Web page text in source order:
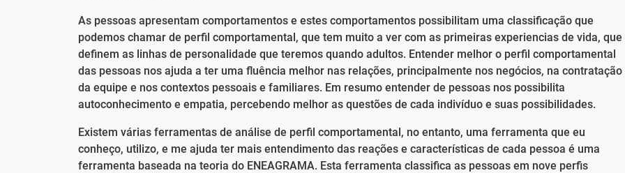
As pessoas apresentam comportamentos e estes comportamentos possibilitam uma classificação que
podemos chamar de perfil comportamental, que tem muito a ver com as primeiras experiencias de vida, que
definem as linhas de personalidade que teremos quando adultos. Entender melhor o perfil comportamental
das pessoas nos ajuda a ter uma fluência melhor nas relações, principalmente nos negócios, na contratação
da equipe e nos contextos pessoais e familiares. Em resumo entender de pessoas nos possibilita
autoconhecimento e empatia, percebendo melhor as questões de cada indivíduo e suas possibilidades.
Existem várias ferramentas de análise de perfil comportamental, no entanto, uma ferramenta que eu
conheço, utilizo, e me ajuda ter mais entendimento das reações e características de cada pessoa é uma
ferramenta baseada na teoria do ENEAGRAMA. Esta ferramenta classifica as pessoas em nove perfis